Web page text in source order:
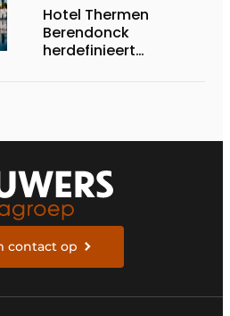
Hotel Thermen
Berendonck
herdefinieert
contact op